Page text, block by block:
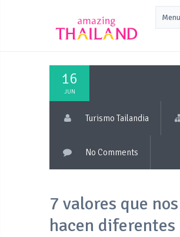
16
JUN
Turismo Tailandia
No Comments
7 valores que nos
hacen diferentes